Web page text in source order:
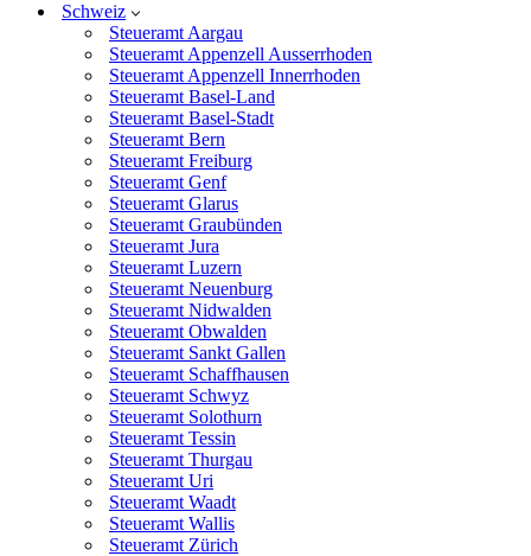
Schweiz
Steueramt Aargau
Steueramt Appenzell Ausserrhoden
Steueramt Appenzell Innerrhoden
Steueramt Basel-Land
Steueramt Basel-Stadt
Steueramt Bern
Steueramt Freiburg
Steueramt Genf
Steueramt Glarus
Steueramt Graubünden
Steueramt Jura
Steueramt Luzern
Steueramt Neuenburg
Steueramt Nidwalden
Steueramt Obwalden
Steueramt Sankt Gallen
Steueramt Schaffhausen
Steueramt Schwyz
Steueramt Solothurn
Steueramt Tessin
Steueramt Thurgau
Steueramt Uri
Steueramt Waadt
Steueramt Wallis
Steueramt Zürich